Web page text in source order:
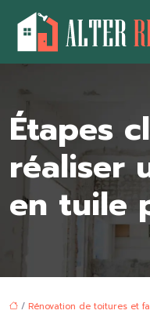
Étapes
réaliser
en tuile
/ Rénovation de toitures et